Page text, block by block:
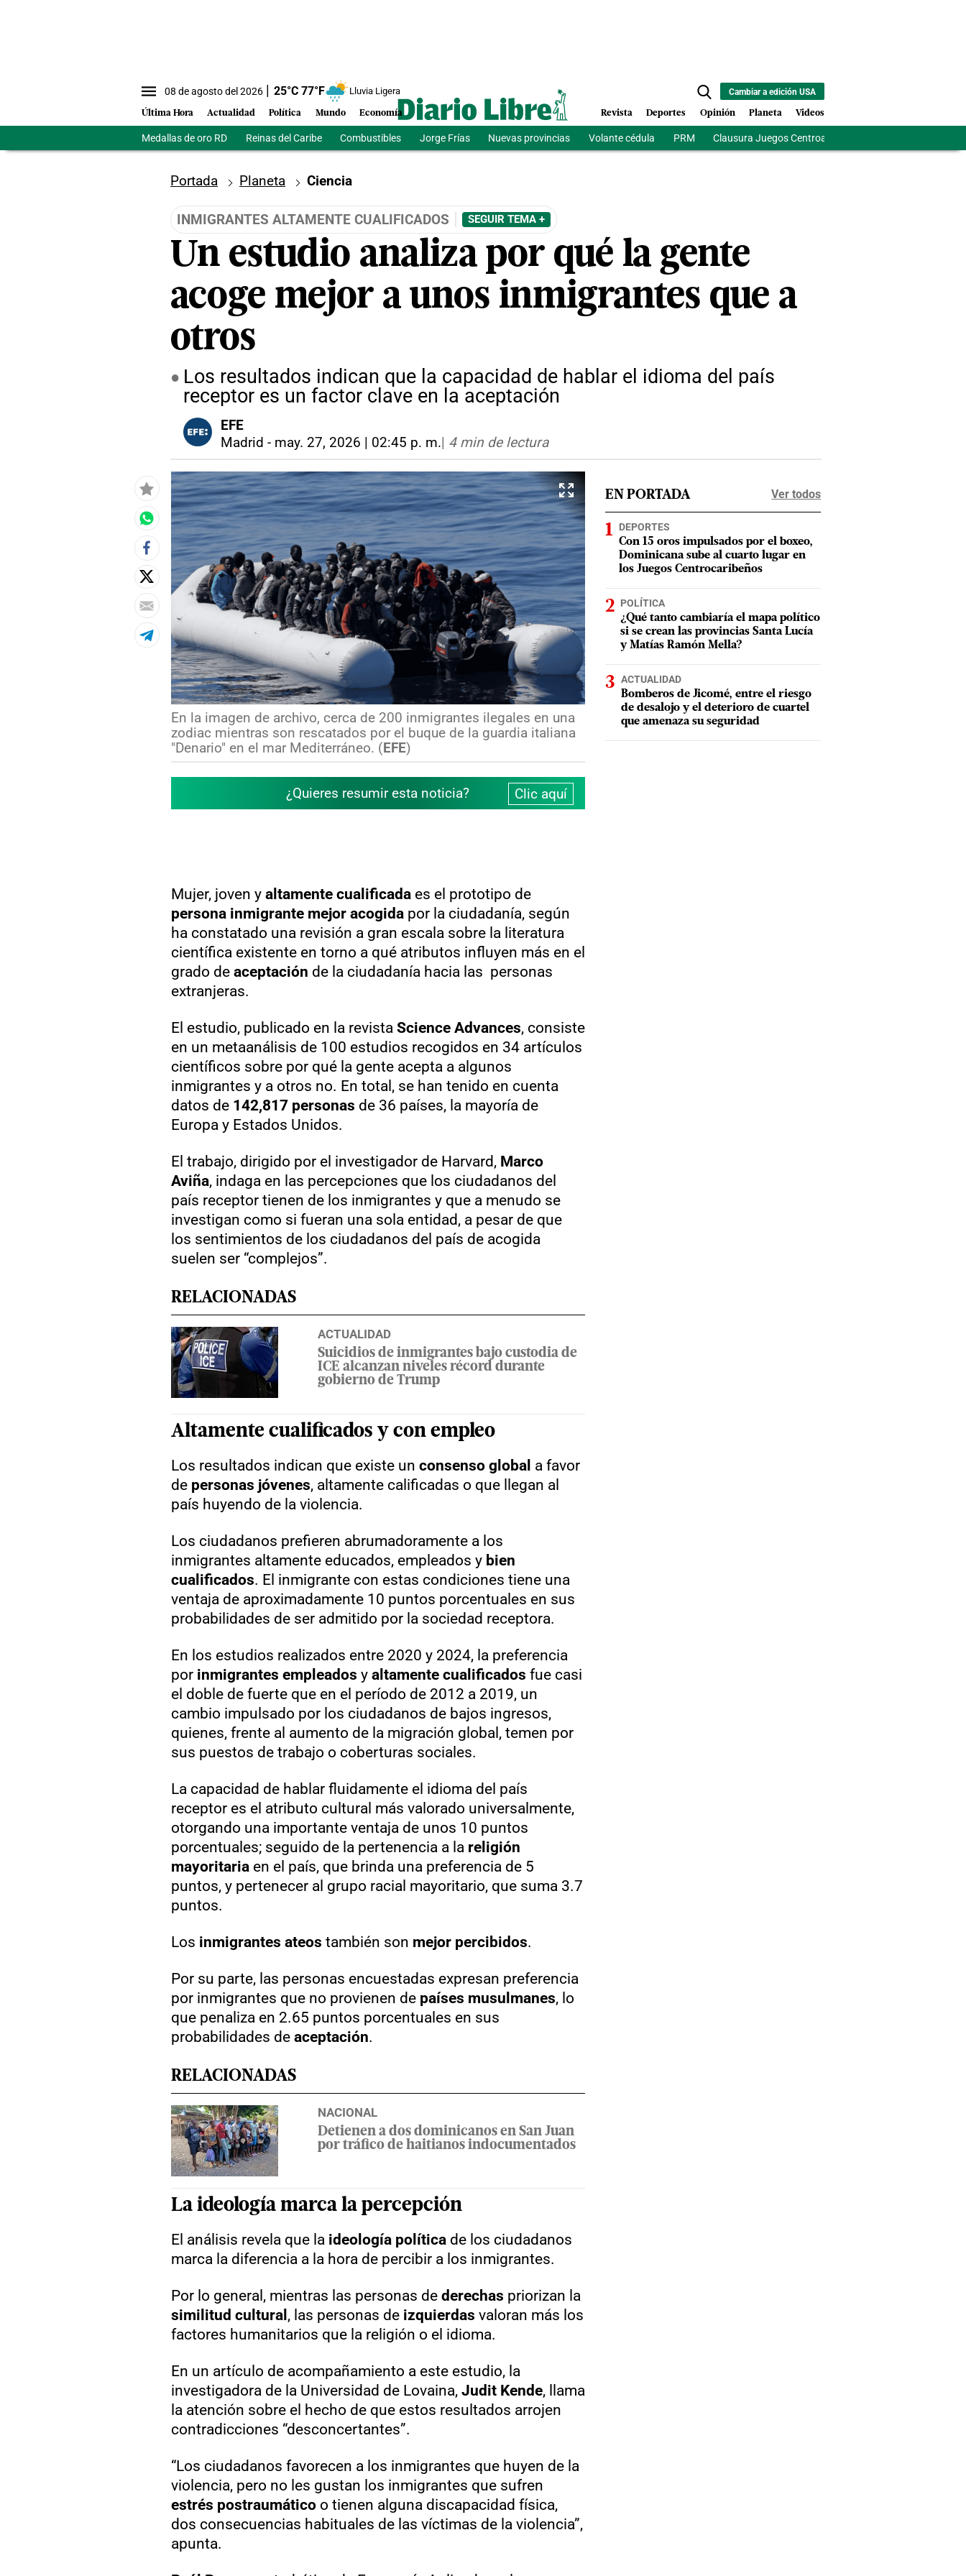
08 de agosto del 2026 25°C 77°F Lluvia Ligera
Última Hora Actualidad Política Mundo Economía
Cambiar a edición USA
Revista Deportes Opinión Planeta Videos
Medallas de oro RD Reinas del Caribe Combustibles Jorge Frías Nuevas provincias Volante cédula PRM Clausura Juegos Centroamericanos
Portada Planeta Ciencia
INMIGRANTES ALTAMENTE CUALIFICADOS SEGUIR TEMA +
Un estudio analiza por qué la gente
acoge mejor a unos inmigrantes que a
otros
Los resultados indican que la capacidad de hablar el idioma del país
receptor es un factor clave en la aceptación
EFE
Madrid - may. 27, 2026 | 02:45 p. m.| 4 min de lectura
En la imagen de archivo, cerca de 200 inmigrantes ilegales en una
zodiac mientras son rescatados por el buque de la guardia italiana
"Denario" en el mar Mediterráneo. (EFE)
¿Quieres resumir esta noticia? Clic aquí
Mujer, joven y altamente cualificadaes el prototipo de
persona inmigrante mejor acogidapor la ciudadanía, según
ha constatado una revisión a gran escala sobre la literatura
científica existente en torno a qué atributos influyen más en el
grado de aceptación de la ciudadanía hacia las personas
extranjeras.
El estudio, publicado en la revista Science Advances, consiste
en un metaanálisis de 100 estudios recogidos en 34 artículos
científicos sobre por qué la gente acepta a algunos
inmigrantes y a otros no. En total, se han tenido en cuenta
datos de 142,817 personas de 36 países, la mayoría de
Europa y Estados Unidos.
El trabajo, dirigido por el investigador de Harvard, Marco
Aviña, indaga en las percepciones que los ciudadanos del
país receptor tienen de los inmigrantes y que a menudo se
investigan como si fueran una sola entidad, a pesar de que
los sentimientos de los ciudadanos del país de acogida
suelen ser “complejos”.
RELACIONADAS
ACTUALIDAD
Suicidios de inmigrantes bajo custodia de
ICE alcanzan niveles récord durante
gobierno de Trump
Altamente cualificados y con empleo
Los resultados indican que existe un consenso global a favor
de personas jóvenes, altamente calificadas o que llegan al
país huyendo de la violencia.
Los ciudadanos prefieren abrumadoramente a los
inmigrantes altamente educados, empleados y bien
cualificados. El inmigrante con estas condiciones tiene una
ventaja de aproximadamente 10 puntos porcentuales en sus
probabilidades de ser admitido por la sociedad receptora.
En los estudios realizados entre 2020 y 2024, la preferencia
por inmigrantes empleados y altamente cualificados fue casi
el doble de fuerte que en el período de 2012 a 2019, un
cambio impulsado por los ciudadanos de bajos ingresos,
quienes, frente al aumento de la migración global, temen por
sus puestos de trabajo o coberturas sociales.
La capacidad de hablar fluidamente el idioma del país
receptor es el atributo cultural más valorado universalmente,
otorgando una importante ventaja de unos 10 puntos
porcentuales; seguido de la pertenencia a la religión
mayoritariaen el país, que brinda una preferencia de 5
puntos, y pertenecer al grupo racial mayoritario, que suma 3.7
puntos.
Los inmigrantes ateos también son mejor percibidos.
Por su parte, las personas encuestadas expresan preferencia
por inmigrantes que no provienen de países musulmanes, lo
que penaliza en 2.65 puntos porcentuales en sus
probabilidades de aceptación.
RELACIONADAS
NACIONAL
Detienen a dos dominicanos en San Juan
por tráfico de haitianos indocumentados
La ideología marca la percepción
El análisis revela que la ideología políticade los ciudadanos
marca la diferencia a la hora de percibir a los inmigrantes.
Por lo general, mientras las personas de derechas priorizan la
similitud cultural, las personas de izquierdas valoran más los
factores humanitarios que la religión o el idioma.
En un artículo de acompañamiento a este estudio, la
investigadora de la Universidad de Lovaina, Judit Kende, llama
la atención sobre el hecho de que estos resultados arrojen
contradicciones “desconcertantes”.
“Los ciudadanos favorecen a los inmigrantes que huyen de la
violencia, pero no les gustan los inmigrantes que sufren
estrés postraumáticoo tienen alguna discapacidad física,
dos consecuencias habituales de las víctimas de la violencia”,
apunta.
EN PORTADA Ver todos
DEPORTES
Con 15 oros impulsados por el boxeo,
Dominicana sube al cuarto lugar en
los Juegos Centrocaribeños
POLÍTICA
¿Qué tanto cambiaría el mapa político
si se crean las provincias Santa Lucía
y Matías Ramón Mella?
ACTUALIDAD
Bomberos de Jicomé, entre el riesgo
de desalojo y el deterioro de cuartel
que amenaza su seguridad